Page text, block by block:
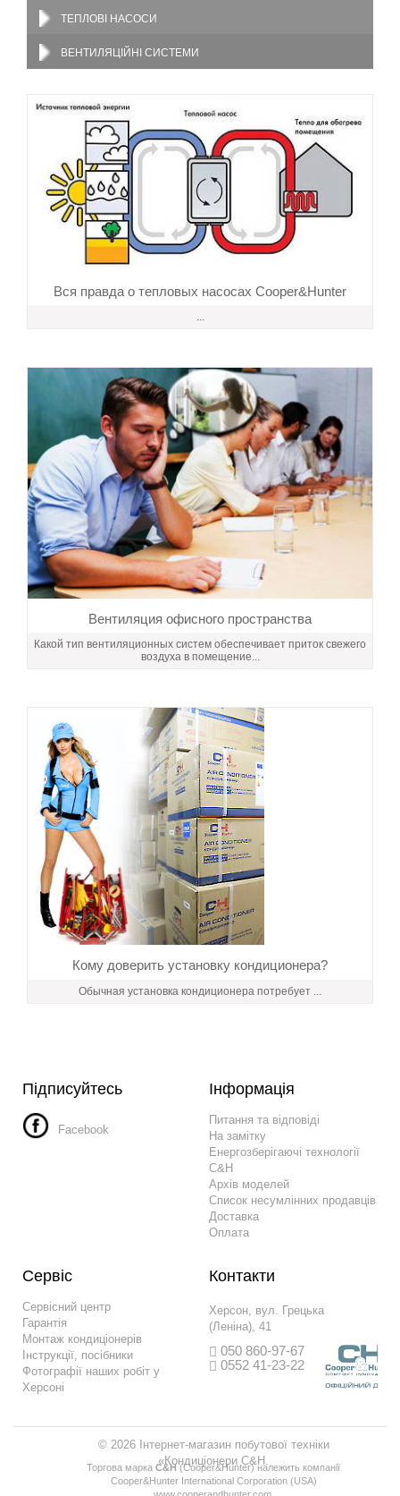
ТЕПЛОВІ НАСОСИ
ВЕНТИЛЯЦІЙНІ СИСТЕМИ
Вся правда о тепловых насосах Cooper&Hunter
...
Вентиляция офисного пространства
Какой тип вентиляционных систем обеспечивает приток свежего
воздуха в помещение...
Кому доверить установку кондиционера?
Обычная установка кондиционера потребует ...
Підписуйтесь
Facebook
Інформація
Питання та відповіді
На замітку
Енергозберігаючі технології
C&H
Архів моделей
Список несумлінних продавців
Доставка
Оплата
Сервіс
Сервісний центр
Гарантія
Монтаж кондиціонерів
Інструкції, посібники
Фотографії наших робіт у
Херсоні
Контакти
Херсон, вул. Грецька
(Леніна), 41
050 860-97-67
0552 41-23-22
© 2026 Інтернет-магазин побутової техніки
«Кондиціонери C&H.
Торгова марка С&H(Сooper&Hunter) належить компанії
Сooper&Hunter International Corporation (USA)